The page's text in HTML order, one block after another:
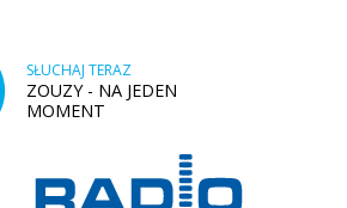
SŁUCHAJ TERAZ
ZOUZY - NA JEDEN
MOMENT